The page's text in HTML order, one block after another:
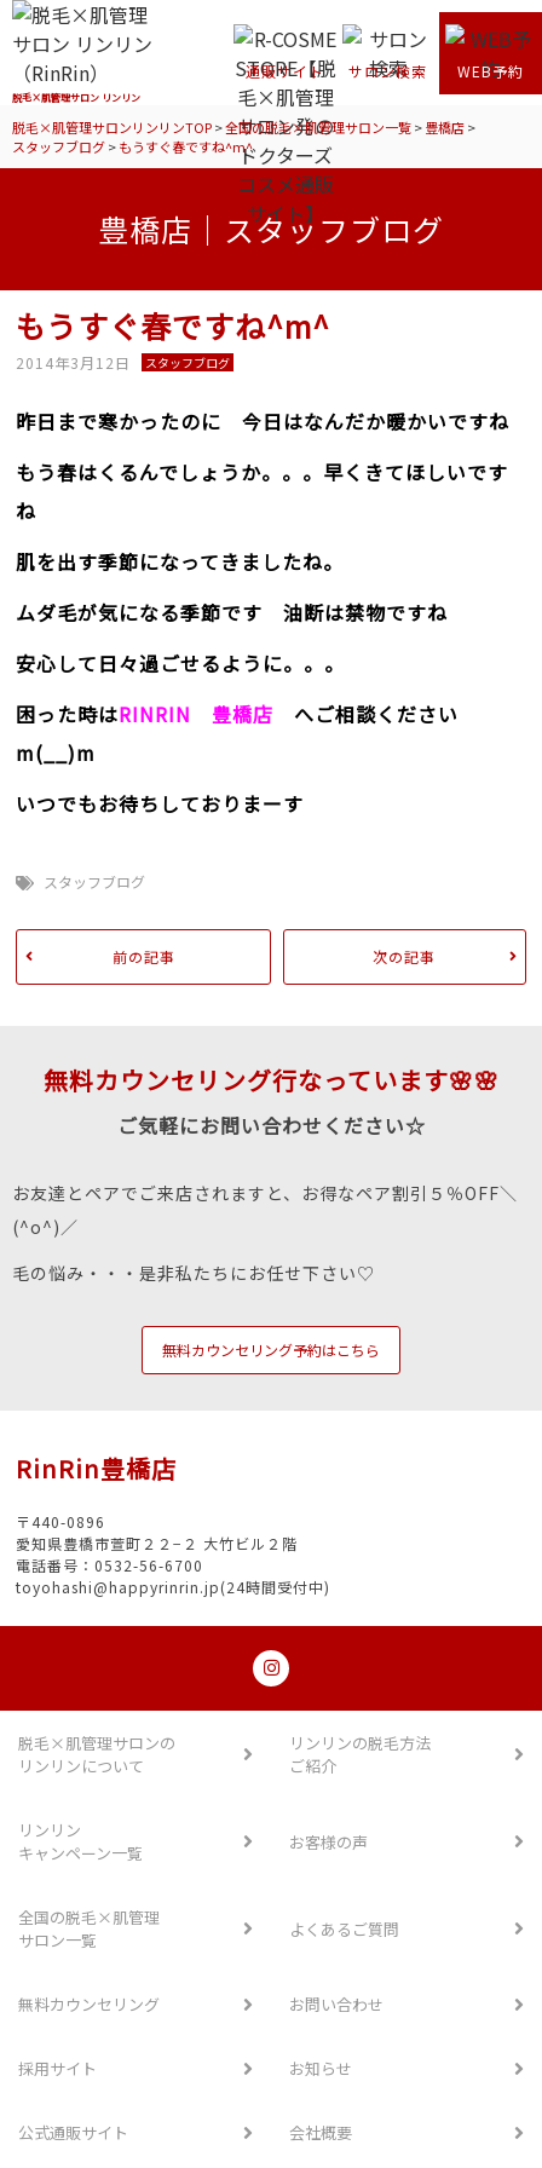
脱毛×肌管理サロン リンリン
通販サイト サロン検索 WEB予約
脱毛×肌管理サロンリンリンTOP>全国の脱毛×肌管理サロン一覧>豊橋店>
スタッフブログ>もうすぐ春ですね^m^
豊橋店｜スタッフブログ
もうすぐ春ですね^m^
2014年3月12日 スタッフブログ
昨日まで寒かったのに 今日はなんだか暖かいですね
もう春はくるんでしょうか。。。早くきてほしいです
ね
肌を出す季節になってきましたね。
ムダ毛が気になる季節です 油断は禁物ですね
安心して日々過ごせるように。。。
困った時はRINRIN 豊橋店 へご相談ください
m(__)m
いつでもお待ちしておりまーす
スタッフブログ
前の記事 次の記事
無料カウンセリング行なっています🌸🌸
ご気軽にお問い合わせください☆
お友達とペアでご来店されますと、お得なペア割引５％OFF＼
(^o^)／
毛の悩み・・・是非私たちにお任せ下さい♡
無料カウンセリング予約はこちら
RinRin豊橋店
〒440-0896
愛知県豊橋市萱町２２−２ 大竹ビル２階
電話番号：0532-56-6700
toyohashi@happyrinrin.jp(24時間受付中)
脱毛×肌管理サロンの
リンリンについて
リンリンの脱毛方法
ご紹介
リンリン
キャンペーン一覧
お客様の声
全国の脱毛×肌管理
サロン一覧
よくあるご質問
無料カウンセリング お問い合わせ
採用サイト お知らせ
公式通販サイト 会社概要